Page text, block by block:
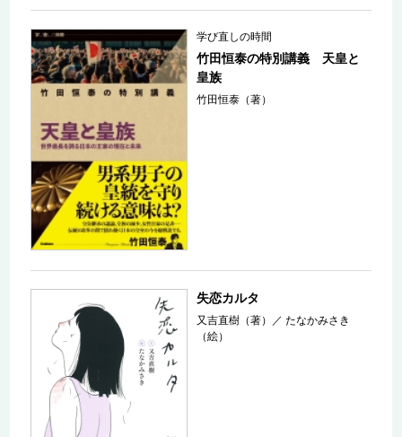
学び直しの時間
竹田恒泰の特別講義 天皇と
皇族
竹田恒泰（著）
失恋カルタ
又吉直樹（著） ／たなかみさき
（絵）